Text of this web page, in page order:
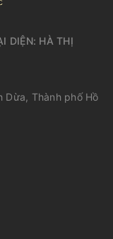
DIỆN: HÀ THỊ
Dừa, Thành phố Hồ